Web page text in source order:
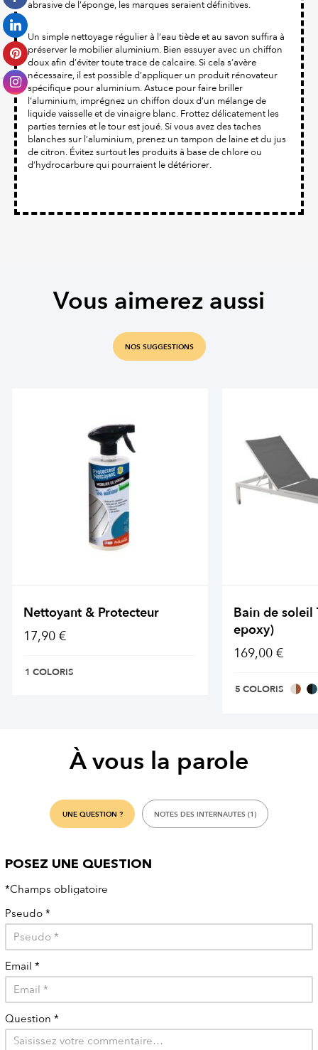
abrasive de l’éponge, les marques seraient définitives.
Un simple nettoyage régulier à l’eau tiède et au savon suffira à
préserver le mobilier aluminium. Bien essuyer avec un chiffon
doux afin d’éviter toute trace de calcaire. Si cela s’avère
nécessaire, il est possible d’appliquer un produit rénovateur
spécifique pour aluminium. Astuce pour faire briller
l’aluminium, imprégnez un chiffon doux d’un mélange de
liquide vaisselle et de vinaigre blanc. Frottez délicatement les
parties ternies et le tour est joué. Si vous avez des taches
blanches sur l’aluminium, prenez un tampon de laine et du jus
de citron. Évitez surtout les produits à base de chlore ou
d’hydrocarbure qui pourraient le détériorer.
Vous aimerez aussi
NOS SUGGESTIONS
Nettoyant & Protecteur
17,90 €
1 COLORIS
Bain de
epoxy)
169,00 €
5 COLORIS
À vous la parole
UNE QUESTION ? NOTES DES INTERNAUTES (1)
POSEZ UNE QUESTION
*Champs obligatoire
Pseudo *
Email *
Question *